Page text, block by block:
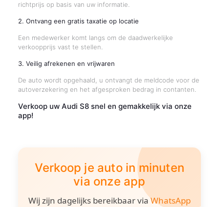
richtprijs op basis van uw informatie.
2. Ontvang een gratis taxatie op locatie
Een medewerker komt langs om de daadwerkelijke
verkoopprijs vast te stellen.
3. Veilig afrekenen en vrijwaren
De auto wordt opgehaald, u ontvangt de meldcode voor de
autoverzekering en het afgesproken bedrag in contanten.
Verkoop uw Audi S8 snel en gemakkelijk via onze
app!
Verkoop je auto in minuten
via onze app
Wij zijn dagelijks bereikbaar viaWhatsApp